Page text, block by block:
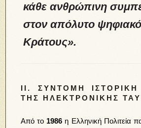
κάθε ανθρώπινη
στον απόλυτο
Κράτους».
II. ΣΎΝΤΟΜΗ
ΤΗΣ ΗΛΕΚΤΡΟΝΙΚΉΣ
Από το 1986 η Ελληνική Πολιτεία